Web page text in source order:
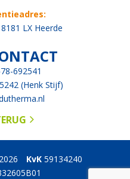
LX Heerde
692541
(Henk Stijf)
KvK59134240